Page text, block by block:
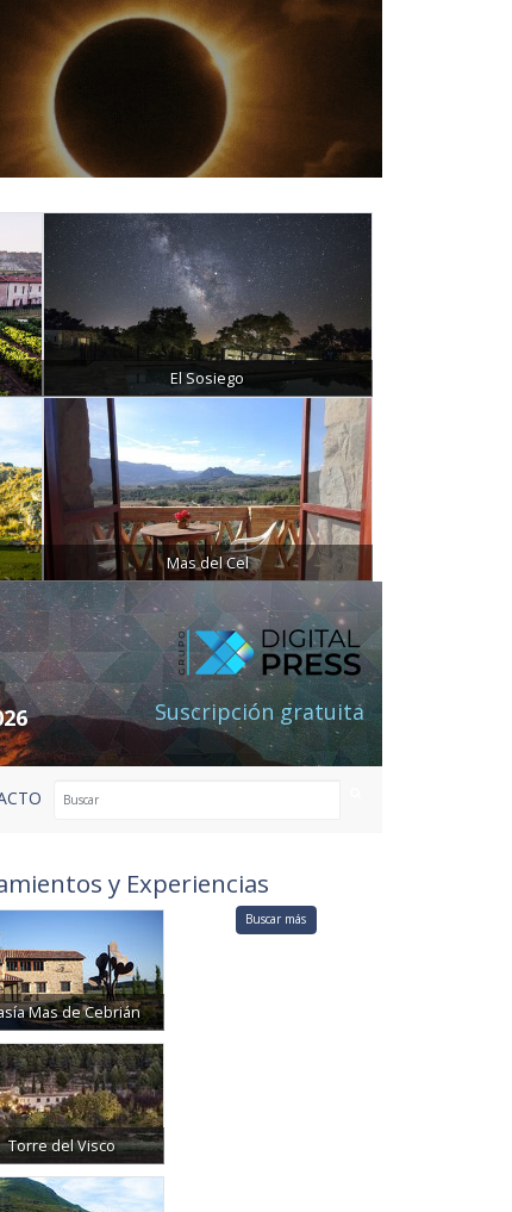
El Sosiego
Mas del Cel
Suscripción gratuita
y Experiencias
Mas de Cebrián
Torre del Visco
Buscar más